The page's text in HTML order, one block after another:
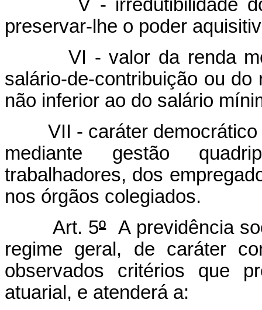
V - irredutibilidade
preservar-lhe o poder
VI - valor da renda
salário-de-contribuição ou
não inferior ao do salário
VII - caráter
mediante gestão
trabalhadores, dos
nos órgãos colegiados.
Art. 5ºA previdência
regime geral, de caráter
observados critérios que
atuarial, e atenderá a: